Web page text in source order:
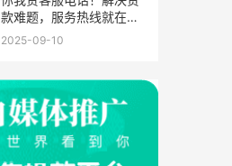
款难题，服务热线就在这
里！”
2025-09-10